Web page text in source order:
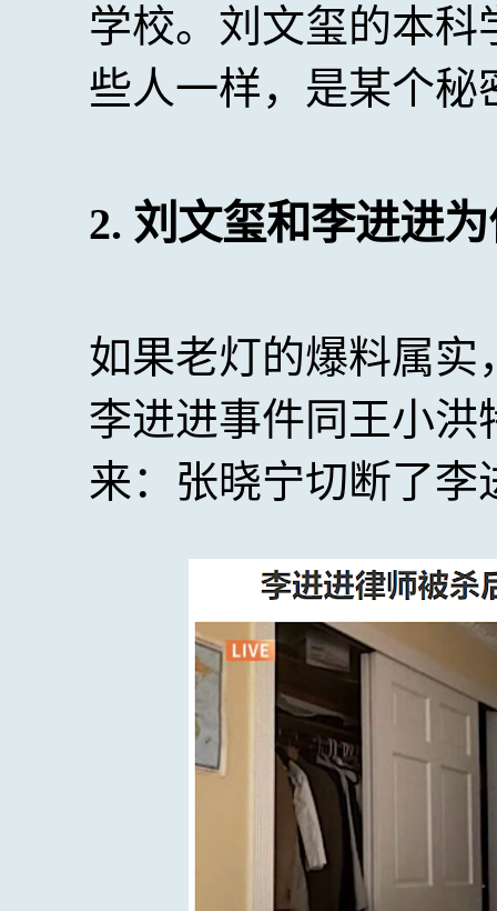
学校。刘文玺的本
些人一样，是某个秘
2. 刘文玺和李进进
如果老灯的爆料属
李进进事件同王小
来：张晓宁切断了